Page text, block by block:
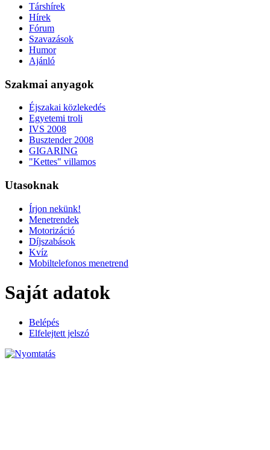
Társhírek
Hírek
Fórum
Szavazások
Humor
Ajánló
Szakmai anyagok
Éjszakai közlekedés
Egyetemi troli
IVS 2008
Busztender 2008
GIGARING
"Kettes" villamos
Utasoknak
Írjon nekünk!
Menetrendek
Motorizáció
Díjszabások
Kvíz
Mobiltelefonos menetrend
Saját adatok
Belépés
Elfelejtett jelszó